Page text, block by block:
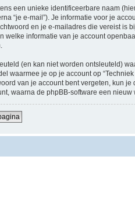
een unieke identificeerbare naam
“je e-mail”). Je informatie voor je
en je e-mailadres die vereist is
welke informatie van je account
(en kan niet worden ontsleuteld)
waarmee je op je account op
van je account bent vergeten, kun
waarna de phpBB-software een